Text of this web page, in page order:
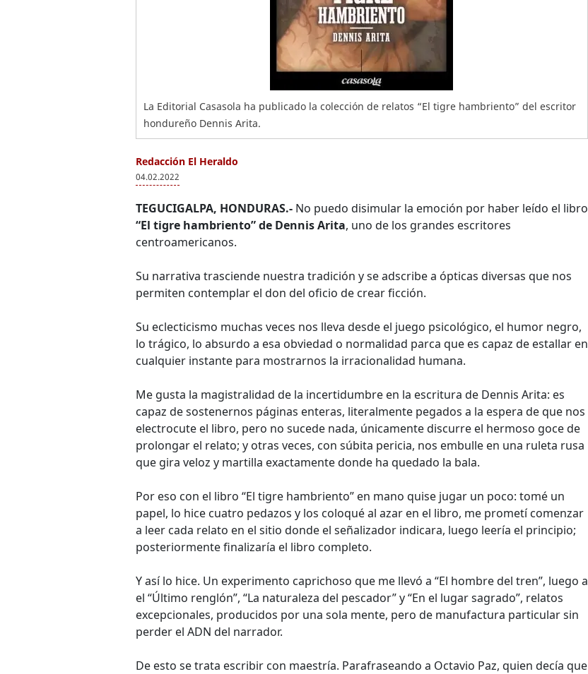
La Editorial Casasola ha publicado la colección de relatos “El tigre hambriento” del escritor
hondureño Dennis Arita.
Redacción El Heraldo
04.02.2022
TEGUCIGALPA, HONDURAS.- No puedo disimular la emoción por haber leído el libro
“El tigre hambriento” de Dennis Arita, uno de los grandes escritores
centroamericanos.
Su narrativa trasciende nuestra tradición y se adscribe a ópticas diversas que nos
permiten contemplar el don del oficio de crear ficción.
Su eclecticismo muchas veces nos lleva desde el juego psicológico, el humor negro,
lo trágico, lo absurdo a esa obviedad o normalidad parca que es capaz de estallar en
cualquier instante para mostrarnos la irracionalidad humana.
Me gusta la magistralidad de la incertidumbre en la escritura de Dennis Arita: es
capaz de sostenernos páginas enteras, literalmente pegados a la espera de que nos
electrocute el libro, pero no sucede nada, únicamente discurre el hermoso goce de
prolongar el relato; y otras veces, con súbita pericia, nos embulle en una ruleta rusa
que gira veloz y martilla exactamente donde ha quedado la bala.
Por eso con el libro “El tigre hambriento” en mano quise jugar un poco: tomé un
papel, lo hice cuatro pedazos y los coloqué al azar en el libro, me prometí comenzar
a leer cada relato en el sitio donde el señalizador indicara, luego leería el principio;
posteriormente finalizaría el libro completo.
Y así lo hice. Un experimento caprichoso que me llevó a “El hombre del tren”, luego a
el “Último renglón”, “La naturaleza del pescador” y “En el lugar sagrado”, relatos
excepcionales, producidos por una sola mente, pero de manufactura particular sin
perder el ADN del narrador.
De esto se trata escribir con maestría. Parafraseando a Octavio Paz, quien decía que